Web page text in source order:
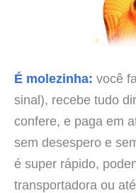
É molezinha: você
sinal), recebe tudo
confere, e paga em
sem desespero e
é super rápido,
transportadora ou